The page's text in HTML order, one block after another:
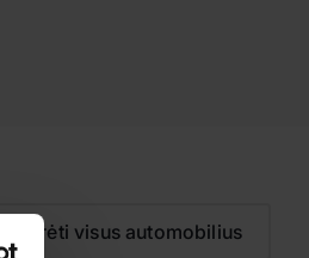
visus automobilius